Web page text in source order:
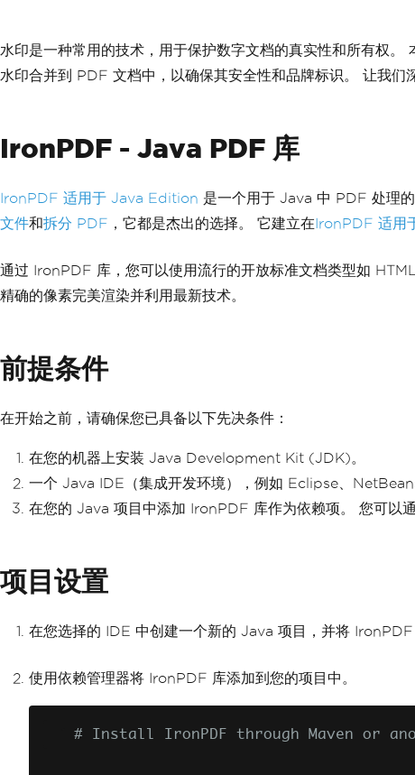
水印是一种常用的技术，用于保护数字文档的真实性和所有权
水印合并到 PDF 文档中，以确保其安全性和品牌标识。 让我们
IronPDF - Java PDF 库
IronPDF 适用于 Java Edition 是一个用于 Java 中 PDF 处理
文件和拆分 PDF ，它都是杰出的选择。 它建立在IronPDF 适用
通过 IronPDF 库，您可以使用流行的开放标准文档类型如
精确的像素完美渲染并利用最新技术。
前提条件
在开始之前，请确保您已具备以下先决条件：
在您的机器上安装 Java Development Kit (JDK)。
一个 Java IDE（集成开发环境），例如 Eclipse、
在您的 Java 项目中添加 IronPDF 库作为依赖项。 您可以
项目设置
在您选择的 IDE 中创建一个新的 Java 项目，并将
使用依赖管理器将 IronPDF 库添加到您的项目中。
# Install IronPDF through Maven or